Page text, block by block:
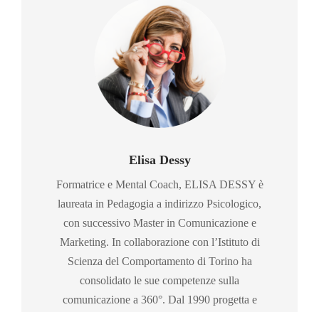
Elisa Dessy
Formatrice e Mental Coach, ELISA DESSY è
laureata in Pedagogia a indirizzo Psicologico,
con successivo Master in Comunicazione e
Marketing. In collaborazione con l’Istituto di
Scienza del Comportamento di Torino ha
consolidato le sue competenze sulla
comunicazione a 360°. Dal 1990 progetta e